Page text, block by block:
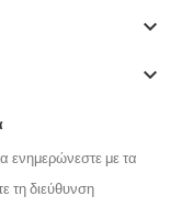
keyboard_arrow_down
keyboard_arrow_down
ενημερώνεστε με τα
τη διεύθυνση